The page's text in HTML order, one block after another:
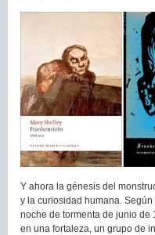
Y ahora la génesis del
y la curiosidad humana.
noche de tormenta de junio de
en una fortaleza, un grupo de